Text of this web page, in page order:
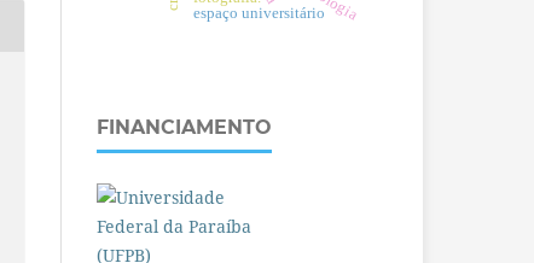
espaço universitário
FINANCIAMENTO